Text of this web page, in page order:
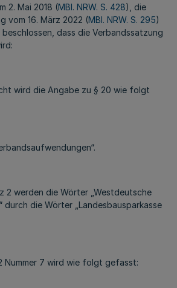
2. Mai 2018 (MBl. NRW. S. 428), die
vom 16. März 2022 (MBl. NRW. S. 295)
dass die Verbandssatzung
wird die Angabe zu § 20 wie folgt
2 werden die Wörter „Westdeutsche
durch die Wörter „Landesbausparkasse
Nummer 7 wird wie folgt gefasst: